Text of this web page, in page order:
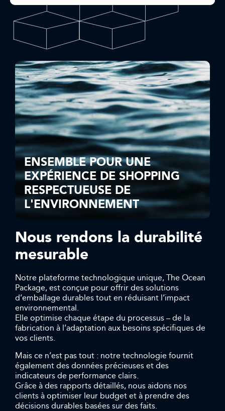
ENSEMBLE POUR UNE
EXPÉRIENCE DE SHOPPING
RESPECTUEUSE DE
L'ENVIRONNEMENT
Nous rendons la durabilité
mesurable
Notre plateforme technologique unique, The Ocean
Package, est conçue pour offrir des solutions
d’emballage durables tout en réduisant l’impact
environnemental.
Elle optimise chaque étape du processus – de la
fabrication à l’adaptation aux besoins spécifiques de
vos clients.
Mais ce n’est pas tout : notre technologie fournit
également des données précieuses et des
indicateurs de performance clairs.
Grâce à des rapports détaillés, nous aidons nos
clients à optimiser leur budget et à prendre des
décisions durables basées sur des faits.